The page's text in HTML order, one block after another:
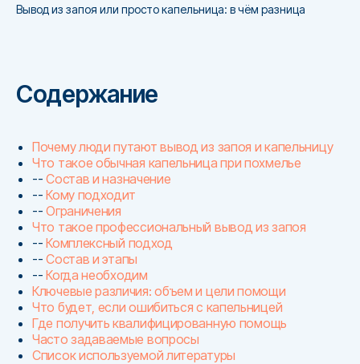
Вывод из запоя или просто капельница: в чём разница
Содержание
Почему люди путают вывод из запоя и капельницу
Что такое обычная капельница при похмелье
--Состав и назначение
--Кому подходит
--Ограничения
Что такое профессиональный вывод из запоя
--Комплексный подход
--Состав и этапы
--Когда необходим
Ключевые различия: объем и цели помощи
Что будет, если ошибиться с капельницей
Где получить квалифицированную помощь
Часто задаваемые вопросы
Список используемой литературы